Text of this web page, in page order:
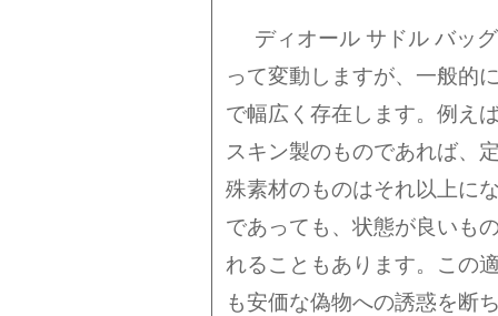
ディオール サドル バッ
って変動しますが、一般的
で幅広く存在します。例え
スキン製のものであれば、
殊素材のものはそれ以上に
であっても、状態が良いも
れることもあります。この
も安価な偽物への誘惑を断